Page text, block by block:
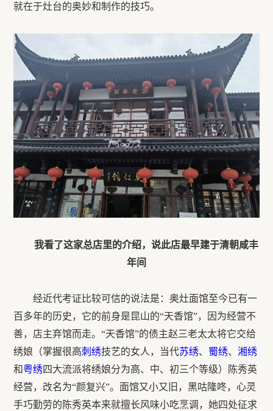
就在于灶台的奥妙和制作的技巧。
我看了这家总店里的介绍，说此店最早建于清朝咸丰
年间
经近代考证比较可信的说法是：奥灶面馆至今已有一
百多年的历史，它的前身是昆山的“天香馆”，因为经营不
善，店主弃馆而走。“天香馆”的债主赵三老太太将它交给
绣娘（掌握很高刺绣技艺的女人，当代苏绣、 蜀绣、湘绣
和粤绣四大流派将绣娘分为高、中、初三个等级）陈秀英
经营，改名为“颜复兴”。面馆又小又旧，黑咕隆咚，心灵
手巧勤劳的陈秀英本来就擅长风味小吃烹调，她四处征求